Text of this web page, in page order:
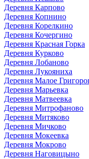
Деревня Карпово
Деревня Копнино
Деревня Корелкино
Деревня Кочергино
Деревня Красная Горка
Деревня Курково
Деревня Лобаново
Деревня Лукояниха
Деревня Малое
Деревня Марьевка
Деревня Матвеевка
Деревня Митрофаново
Деревня Митяково
Деревня Мичково
Деревня Мокеевка
Деревня Мокрово
Деревня Наговицыно